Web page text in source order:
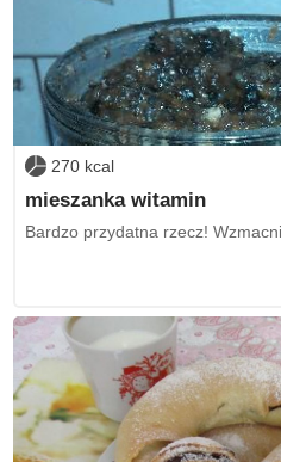
270 kcal
mieszanka witamin
Bardzo przydatna rzecz!